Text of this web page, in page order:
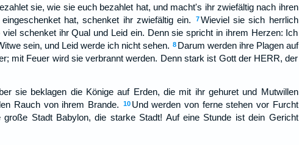
sie, wie sie euch bezahlet hat, und macht's ihr zwiefältig nach ihren
hat, schenket ihr zwiefältig ein.
7 Wieviel sie sich herrlich
schenket ihr Qual und Leid ein. Denn sie spricht in ihrem Herzen: Ich
sein, und Leid werde ich nicht sehen. 8 Darum werden ihre Plagen auf
mit Feuer wird sie verbrannt werden. Denn stark ist Gott der HERR, der
sie beklagen die Könige auf Erden, die mit ihr gehuret und Mutwillen
Rauch von ihrem Brande.
10 Und werden von ferne stehen vor Furcht
Stadt Babylon, die starke Stadt! Auf eine Stunde ist dein Gericht